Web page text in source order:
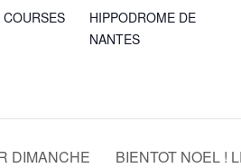
HIPPODROME DE
NANTES
DIMANCHE
BIENTOT NOEL !